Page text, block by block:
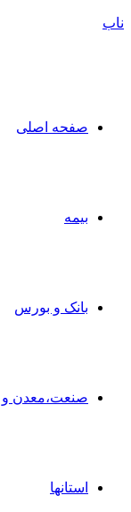
صفحه اصلی
بیمه
بانک و بورس
صنعت،معدن و
استانها